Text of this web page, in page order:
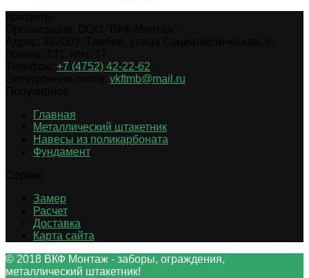
+7 (4752) 42-22-62
vkftmb@mail.ru
Главная
Металлический штакетник
Навесы из поликарбоната
Фундамент
Замер
Расчет
Доставка
Карта сайта
© 2018 ВКФ Монтаж - заборы, ограждения,
металлический штакетник!